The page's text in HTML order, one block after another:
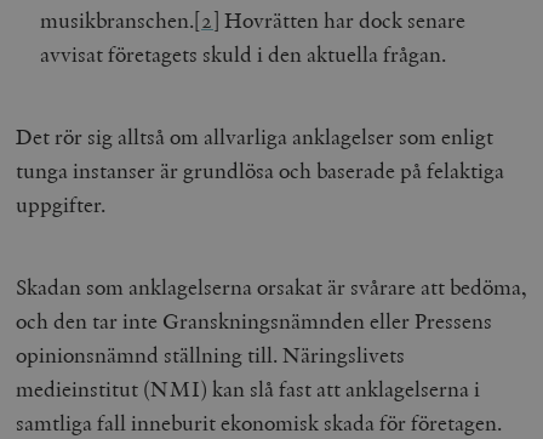
musikbranschen.[2] Hovrätten har dock senare
avvisat företagets skuld i den aktuella frågan.
Det rör sig alltså om allvarliga anklagelser som enligt
tunga instanser är grundlösa och baserade på felaktiga
uppgifter.
Skadan som anklagelserna orsakat är svårare att bedöma,
och den tar inte Granskningsnämnden eller Pressens
opinionsnämnd ställning till. Näringslivets
medieinstitut (NMI) kan slå fast att anklagelserna i
samtliga fall inneburit ekonomisk skada för företagen.